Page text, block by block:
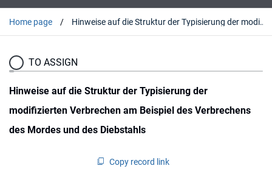
Home page Hinweise auf die Struktur der Typisierung der modifizierten Verbrechen am Beispiel des Verbrechens des Mordes und des Diebstahls
TO ASSIGN
Hinweise auf die Struktur der Typisierung der
modifizierten Verbrechen am Beispiel des Verbrechens
des Mordes und des Diebstahls
Copy record link